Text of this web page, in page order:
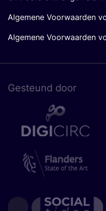
Algemene Voorwaarden
Algemene Voorwaarden
Gesteund door